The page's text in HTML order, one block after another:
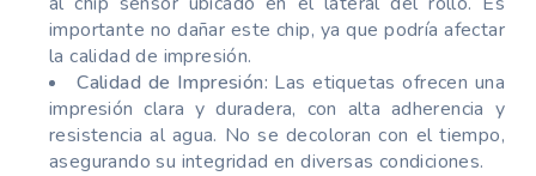
importante no dañar este chip, ya que podría afectar
la calidad de impresión.
Calidad de Impresión: Las etiquetas ofrecen una
impresión clara y duradera, con alta adherencia y
resistencia al agua. No se decoloran con el tiempo,
asegurando su integridad en diversas condiciones.